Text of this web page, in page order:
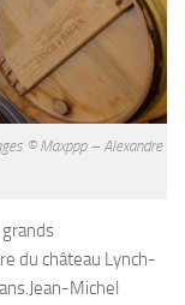
© Maxppp – Alexandre
du château Lynch-
Michel